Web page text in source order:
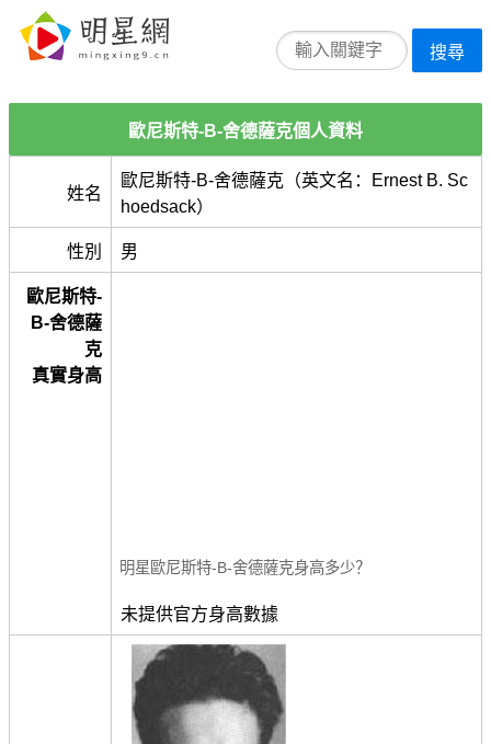
搜尋
歐尼斯特-B-舍德薩克個人資料
姓名
歐尼斯特-B-舍德薩克（英文名：Ernest B. Sc
hoedsack）
性別 男
歐尼斯特-
B-舍德薩
克
真實身高
明星歐尼斯特-B-舍德薩克身高多少？
未提供官方身高數據